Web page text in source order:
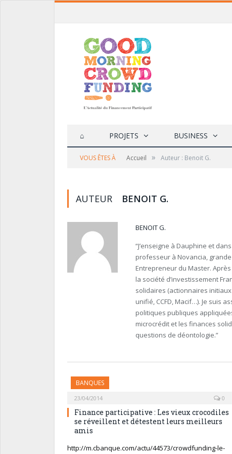
⌂ PROJETS BUSINESS
VOUS ÊTES À Accueil » Auteur : Benoit G.
AUTEUR BENOIT G.
BENOIT G.
“J’enseigne à Dauphine et
professeur à Novancia,
Entrepreneur du Master.
la société d’investissement
solidaires (actionnaires
unifié, CCFD, Macif…). Je suis
politiques publiques
microcrédit et les finances
questions de déontologie.”
BANQUES
23/04/2014 0
Finance participative : Les vieux crocodiles
se réveillent et détestent leurs meilleurs
amis
http://m.cbanque.com/actu/44573/crowdfunding-le-